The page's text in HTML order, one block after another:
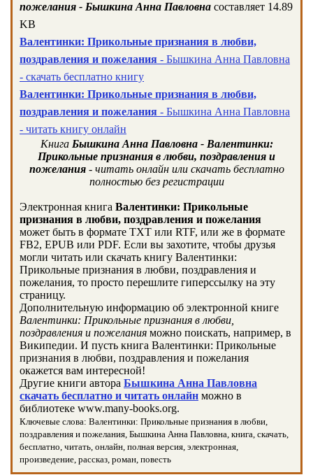
пожелания - Бышкина Анна Павловна составляет 14.89
KB
Валентинки: Прикольные признания в любви,
поздравления и пожелания - Бышкина Анна Павловна
- скачать бесплатно книгу
Валентинки: Прикольные признания в любви,
поздравления и пожелания - Бышкина Анна Павловна
- читать книгу онлайн
Книга Бышкина Анна Павловна - Валентинки:
Прикольные признания в любви, поздравления и
пожелания- читать онлайн или скачать бесплатно
полностью без регистрации
Электронная книга Валентинки: Прикольные
признания в любви, поздравления и пожелания
может быть в формате TXT или RTF, или же в формате
FB2, EPUB или PDF. Если вы захотите, чтобы друзья
могли читать или скачать книгу Валентинки:
Прикольные признания в любви, поздравления и
пожелания, то просто перешлите гиперссылку на эту
страницу.
Дополнительную информацию об электронной книге
Валентинки: Прикольные признания в любви,
поздравления и пожелания можно поискать, например, в
Википедии. И пусть книга Валентинки: Прикольные
признания в любви, поздравления и пожелания
окажется вам интересной!
Другие книги автора Бышкина Анна Павловна
скачать бесплатно и читать онлайн можно в
библиотеке www.many-books.org.
Ключевые слова: Валентинки: Прикольные признания в любви,
поздравления и пожелания, Бышкина Анна Павловна, книга, скачать,
бесплатно, читать, онлайн, полная версия, электронная,
произведение, рассказ, роман, повесть